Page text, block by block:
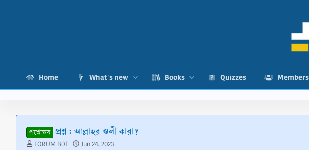
Home What's new Books Quizzes Members
প্রশ্নোত্তর প্রশ্ন : আল্লাহর ওলী কারা?
TFORUM BOT
SJun 24, 2023